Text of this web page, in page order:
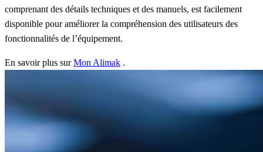
comprenant des détails techniques et des manuels, est facilement
disponible pour améliorer la compréhension des utilisateurs des
fonctionnalités de l’équipement.
En savoir plus surMon Alimak .